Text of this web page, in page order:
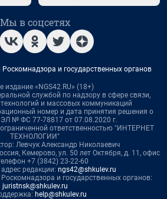
Мы в соцсетях
и государственных органов
издание «NGS42.RU» (18+)
службой по надзору в сфере связи,
и массовых коммуникаций
номер и дата принятия решения о
ЭЛ № ФС 77-78817 от 07.08.2020 г.
ответственностью "ИНТЕРНЕТ
ТЕХНОЛОГИИ"
Левчук Александр Николаевич
Кемерово, ул. 50 лет Октября, д. 11, офис
+7 (3842) 23-22-60
редакции: ngs42@shkulev.ru
и государственных органов:
juristnsk@shkulev.ru
help@shkulev.ru